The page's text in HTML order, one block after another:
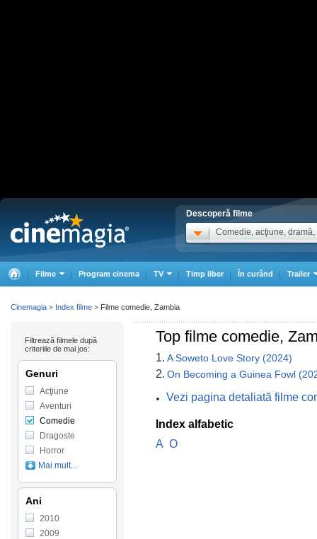
Descoperă filme
Comedie, acţiune, dramă,
Filme Program cinema TV Timp liber În curând Trailer
Top filme comedie,
1. A Soweto Love Story (2024)
2. On Becoming a Guinea Fowl
Vezi pagina detaliată filme
Index alfabetic
A O
Filtrează filmele după
criteriile de mai jos:
Genuri
Acţiune
Aventuri
Comedie
Dragoste
Horror
Mai mult...
Ani
2010
2009
Cinemagia > Index filme > Filme comedie, Zambia